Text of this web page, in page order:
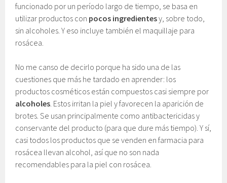
funcionado por un período largo de tiempo, se basa en
utilizar productos con pocos ingredientesy, sobre todo,
sin alcoholes. Y eso incluye también el maquillaje para
rosácea.
No me canso de decirlo porque ha sido una de las
cuestiones que más he tardado en aprender: los
productos cosméticos están compuestos casi siempre por
alcoholes. Estos irritan la piel y favorecen la aparición de
brotes. Se usan principalmente como antibactericidas y
conservante del producto (para que dure más tiempo). Y sí,
casi todos los productos que se venden en farmacia para
rosácea llevan alcohol, así que no son nada
recomendables para la piel con rosácea.